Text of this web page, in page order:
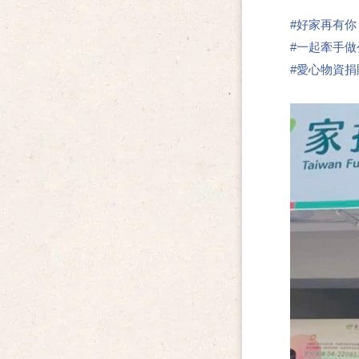
#好家再有你
#一起牽手
#愛心物資捐